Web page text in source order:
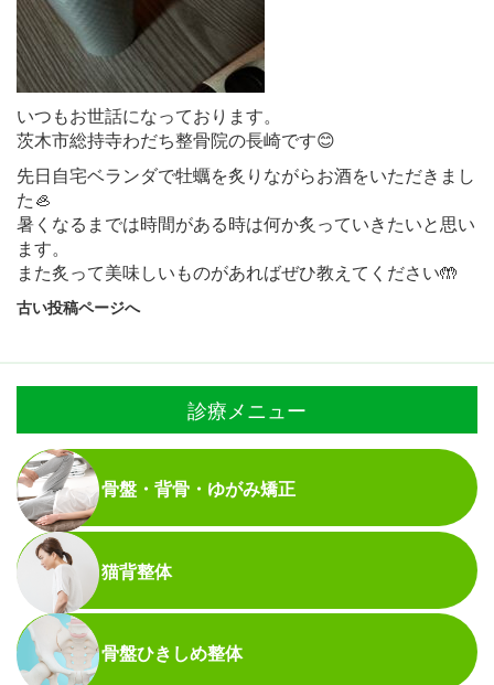
いつもお世話になっております。
茨木市総持寺わだち整骨院の長崎です😊
先日自宅ベランダで牡蠣を炙りながらお酒をいただきまし
た🦪
暑くなるまでは時間がある時は何か炙っていきたいと思い
ます。
また炙って美味しいものがあればぜひ教えてください🤲
古い投稿ページへ
診療メニュー
骨盤・背骨・ゆがみ矯正
猫背整体
骨盤ひきしめ整体